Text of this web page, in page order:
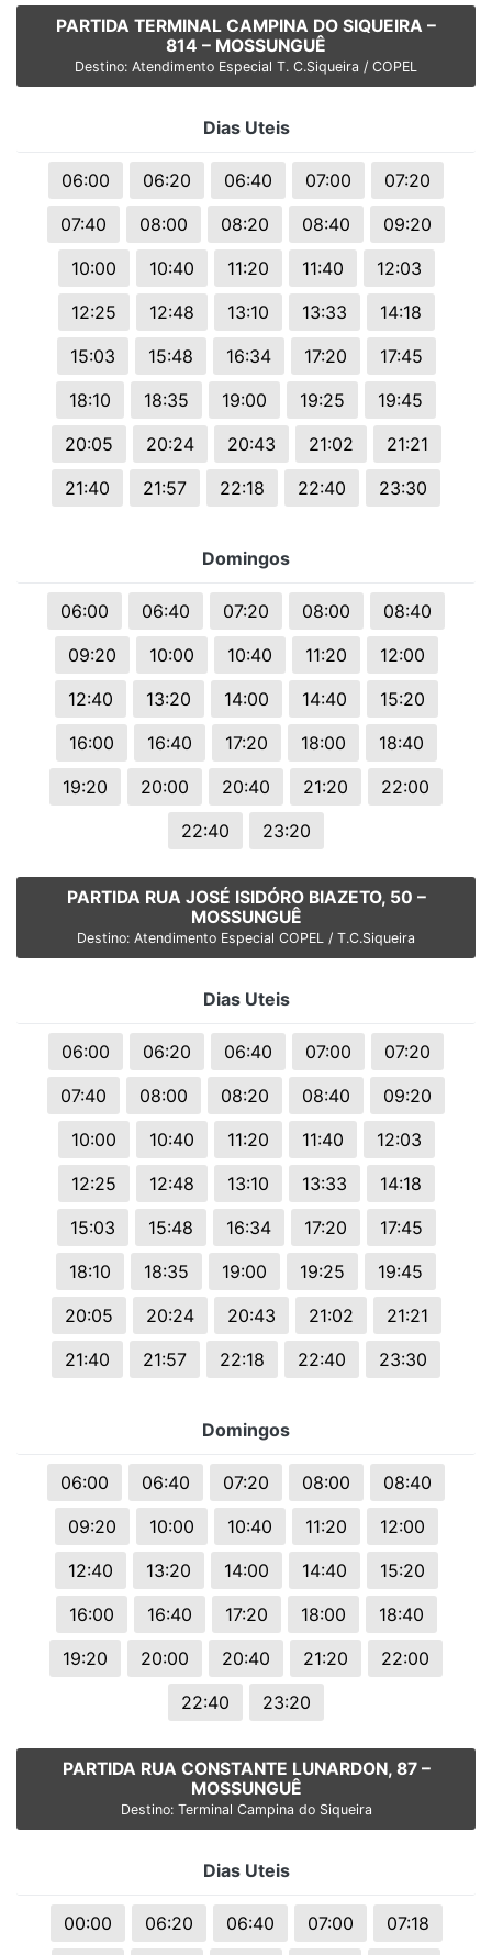
PARTIDA TERMINAL CAMPINA DO SIQUEIRA –
814 – MOSSUNGUÊ
Destino: Atendimento Especial T. C.Siqueira / COPEL
Dias Uteis
06:00 06:20 06:40 07:00
07:20
07:40
08:00 08:20 08:40
09:20
10:00
10:40 11:20 11:40
12:03
12:25
12:48 13:10 13:33
14:18
15:03
15:48 16:34 17:20
17:45
18:10
18:35 19:00 19:25
19:45
20:05
20:24 20:43 21:02
21:21
21:40
21:57 22:18 22:40 23:30
Domingos
06:00 06:40 07:20 08:00
08:40
09:20
10:00 10:40 11:20
12:00
12:40
13:20 14:00 14:40
15:20
16:00
16:40 17:20 18:00
18:40
19:20
20:00 20:40 21:20
22:00
22:40
23:20
PARTIDA RUA JOSÉ ISIDÓRO BIAZETO, 50 –
MOSSUNGUÊ
Destino: Atendimento Especial COPEL / T.C.Siqueira
Dias Uteis
06:00 06:20 06:40 07:00
07:20
07:40
08:00 08:20 08:40
09:20
10:00
10:40 11:20 11:40
12:03
12:25
12:48 13:10 13:33
14:18
15:03
15:48 16:34 17:20
17:45
18:10
18:35 19:00 19:25
19:45
20:05
20:24 20:43 21:02
21:21
21:40
21:57 22:18 22:40 23:30
Domingos
06:00 06:40 07:20 08:00
08:40
09:20
10:00 10:40 11:20
12:00
12:40
13:20 14:00 14:40
15:20
16:00
16:40 17:20 18:00
18:40
19:20
20:00 20:40 21:20
22:00
22:40
23:20
PARTIDA RUA CONSTANTE LUNARDON, 87 –
MOSSUNGUÊ
Destino: Terminal Campina do Siqueira
Dias Uteis
00:00 06:20 06:40 07:00
07:18